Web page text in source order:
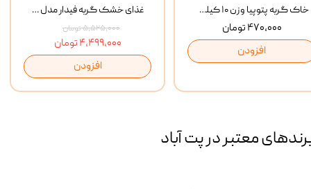
غذای خشک گربه فیدار مدل Adult وزن 10 کیلوگرم
۵,۵۲۵,۰۰۰ تومان
۴,۴۹۹,۰۰۰ تومان
افزودن
خاک گربه پتوپیا وزن ۱۰ کیلوگرم
۴۷۰,۰۰۰ تومان
افزودن
معتبر در پت آباد